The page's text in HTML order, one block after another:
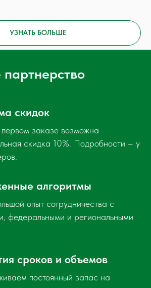
УЗНАТЬ БОЛЬШЕ
скидок
заказе возможна
скидка 10%. Подробности – у
алгоритмы
опыт сотрудничества с
федеральными и региональными
сроков и объемов
постоянный запас на